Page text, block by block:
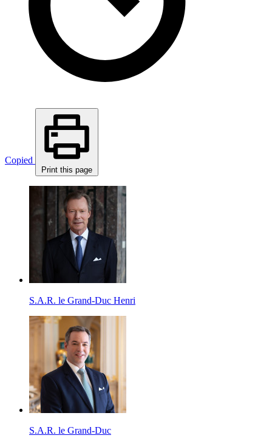
Copied
Print this page
S.A.R. le Grand-Duc Henri
S.A.R. le Grand-Duc